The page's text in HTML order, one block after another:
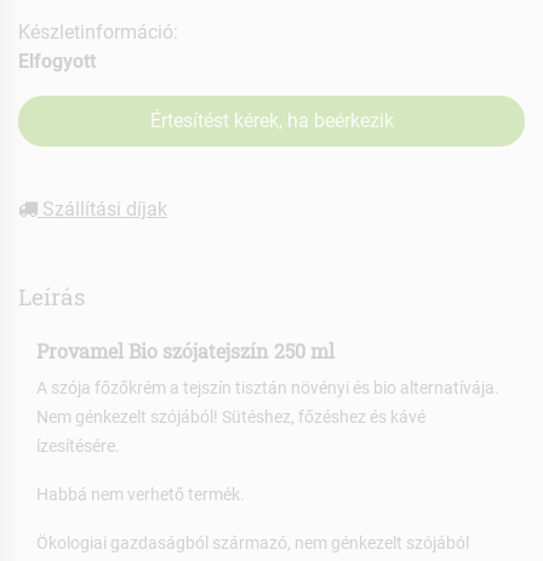
Készletinformáció:
Elfogyott
Értesítést kérek, ha beérkezik
Szállítási díjak
Leírás
Provamel Bio szójatejszín 250 ml
A szója főzőkrém a tejszín tisztán növényi és bio alternatívája.
Nem génkezelt szójából! Sütéshez, főzéshez és kávé
ízesítésére.
Habbá nem verhető termék.
Ökologiai gazdaságból származó, nem génkezelt szójából